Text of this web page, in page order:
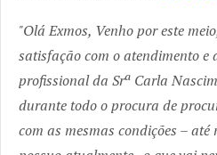
Olá Exmos, Venho por este
satisfação com o atendimento e
profissional da Srª Carla
durante todo o procura de
com as mesmas condições – até